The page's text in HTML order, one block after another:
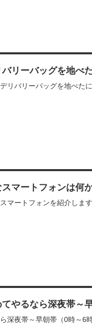
リーバッグを地べ
リバリーバッグを地べた
マートフォンは何
マートフォンを紹介します
やるなら深夜帯～
深夜帯～早朝帯（0時～6